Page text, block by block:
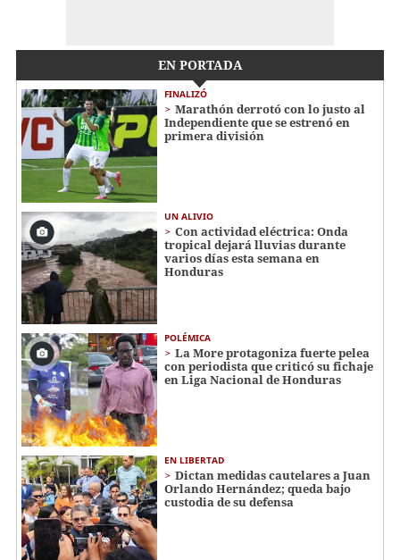
EN PORTADA
FINALIZÓ
Marathón derrotó con lo justo al
Independiente que se estrenó en
primera división
UN ALIVIO
Con actividad eléctrica: Onda
tropical dejará lluvias durante
varios días esta semana en
Honduras
POLÉMICA
La More protagoniza fuerte pelea
con periodista que criticó su fichaje
en Liga Nacional de Honduras
EN LIBERTAD
Dictan medidas cautelares a Juan
Orlando Hernández; queda bajo
custodia de su defensa